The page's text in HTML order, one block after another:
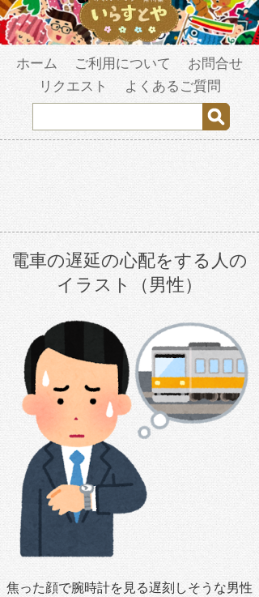
ホーム ご利用について
お問合せ
リクエスト
よくあるご質問
電車の遅延の心配をする人の
イラスト（男性）
焦った顔で腕時計を見る遅刻しそうな男性